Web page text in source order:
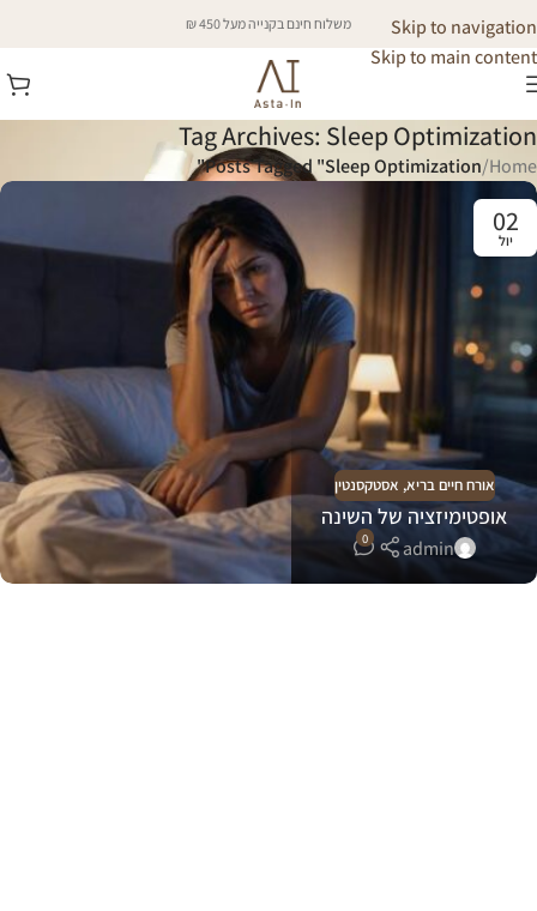
Skip to navigation
Skip to main content
משלוח חינם בקנייה מעל 450 ₪
Tag Archives: Sleep Optimization
Home
/
Posts Tagged "Sleep Optimization"
02
יול
אורח חיים בריא, אסטקסנטין
אופטימיזציה של השינה
admin
0